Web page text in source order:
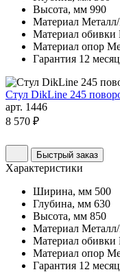
Высота, мм 990
Материал
Материал обивки
Материал опор
Гарантия 12
Стул DikLine 245
арт. 1446
8 570 ₽
Быстрый заказ
Характеристики
Ширина, мм 500
Глубина, мм 630
Высота, мм 850
Материал
Материал обивки
Материал опор
Гарантия 12